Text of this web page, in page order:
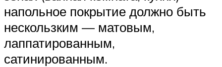
напольное покрытие должно быть
нескользким — матовым,
лаппатированным,
сатинированным.